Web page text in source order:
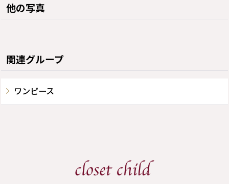
他の写真
関連グループ
ワンピース